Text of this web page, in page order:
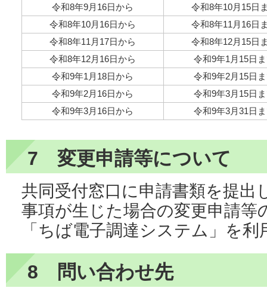
令和8年9月16日から
令和8年10月15日
令和8年10月16日から
令和8年11月16日
令和8年11月17日から
令和8年12月15日
令和8年12月16日から
令和9年1月15日
令和9年1月18日から
令和9年2月15日
令和9年2月16日から
令和9年3月15日
令和9年3月16日から
令和9年3月31日
7 変更申請等について
共同受付窓口に申請書類を提出
事項が生じた場合の変更申請等
「ちば電子調達システム」を
8 問い合わせ先